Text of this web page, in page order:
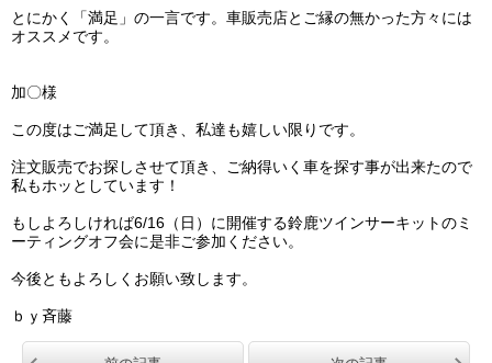
とにかく「満足」の一言です。車販売店とご縁の無かった方々には
オススメです。
加〇様
この度はご満足して頂き、私達も嬉しい限りです。
注文販売でお探しさせて頂き、ご納得いく車を探す事が出来たので
私もホッとしています！
もしよろしければ6/16（日）に開催する鈴鹿ツインサーキットのミ
ーティングオフ会に是非ご参加ください。
今後ともよろしくお願い致します。
ｂｙ斉藤